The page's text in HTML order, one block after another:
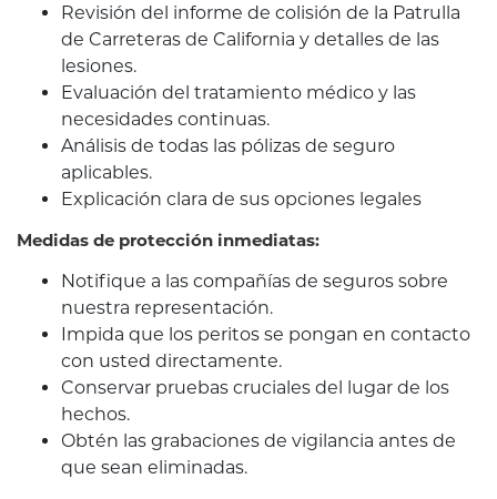
Revisión del informe de colisión de la Patrulla
de Carreteras de California y detalles de las
lesiones.
Evaluación del tratamiento médico y las
necesidades continuas.
Análisis de todas las pólizas de seguro
aplicables.
Explicación clara de sus opciones legales
Medidas de protección inmediatas:
Notifique a las compañías de seguros sobre
nuestra representación.
Impida que los peritos se pongan en contacto
con usted directamente.
Conservar pruebas cruciales del lugar de los
hechos.
Obtén las grabaciones de vigilancia antes de
que sean eliminadas.